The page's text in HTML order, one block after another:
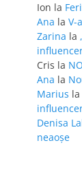
Ion la
Ana la V-
Zarina la
Cris la
Ana la
Marius la
Denisa
neaoșe